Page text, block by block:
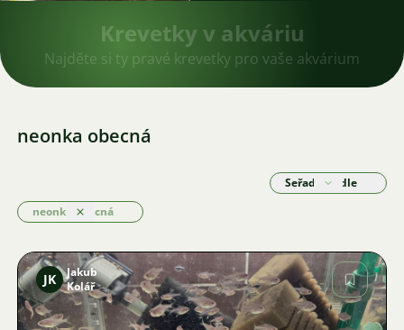
Krevetky v akváriu
Najděte si ty pravé krevetky pro vaše akvárium
neonka obecná
neonka obecná
Odstranit
Seřadit podle
JK
Jakub
Kolář